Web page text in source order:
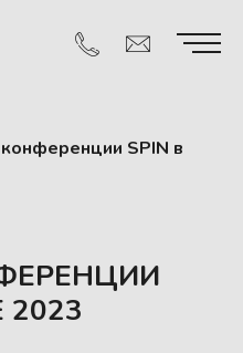
SPIN в